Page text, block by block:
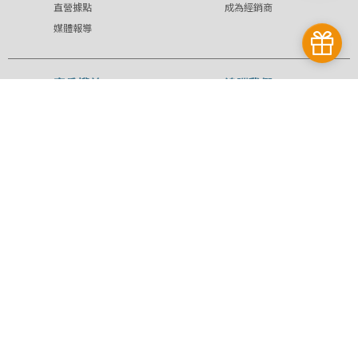
直營據點
媒體報導
成為經銷商
客戶權益 追蹤我們